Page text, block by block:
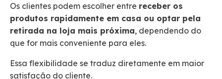
Os clientes podem escolher entre receber os
produtos rapidamente em casa ou optar pela
retirada na loja mais próxima, dependendo do
que for mais conveniente para eles.
Essa flexibilidade se traduz diretamente em maior
satisfação do cliente.